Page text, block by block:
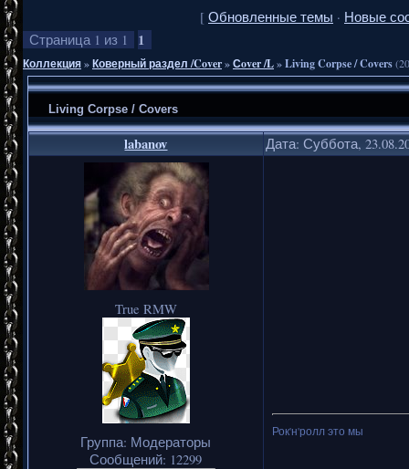
[ Обновленные темы · Новые
Страница 1 из 1 1
Коллекция»Коверный раздел /Cover»Сover /L»Living Corpse / Covers
Living Corpse / Covers
labanov Дата: Суббота,
True RMW
Группа: Модераторы
Сообщений: 12299
Рок'н'ролл это мы